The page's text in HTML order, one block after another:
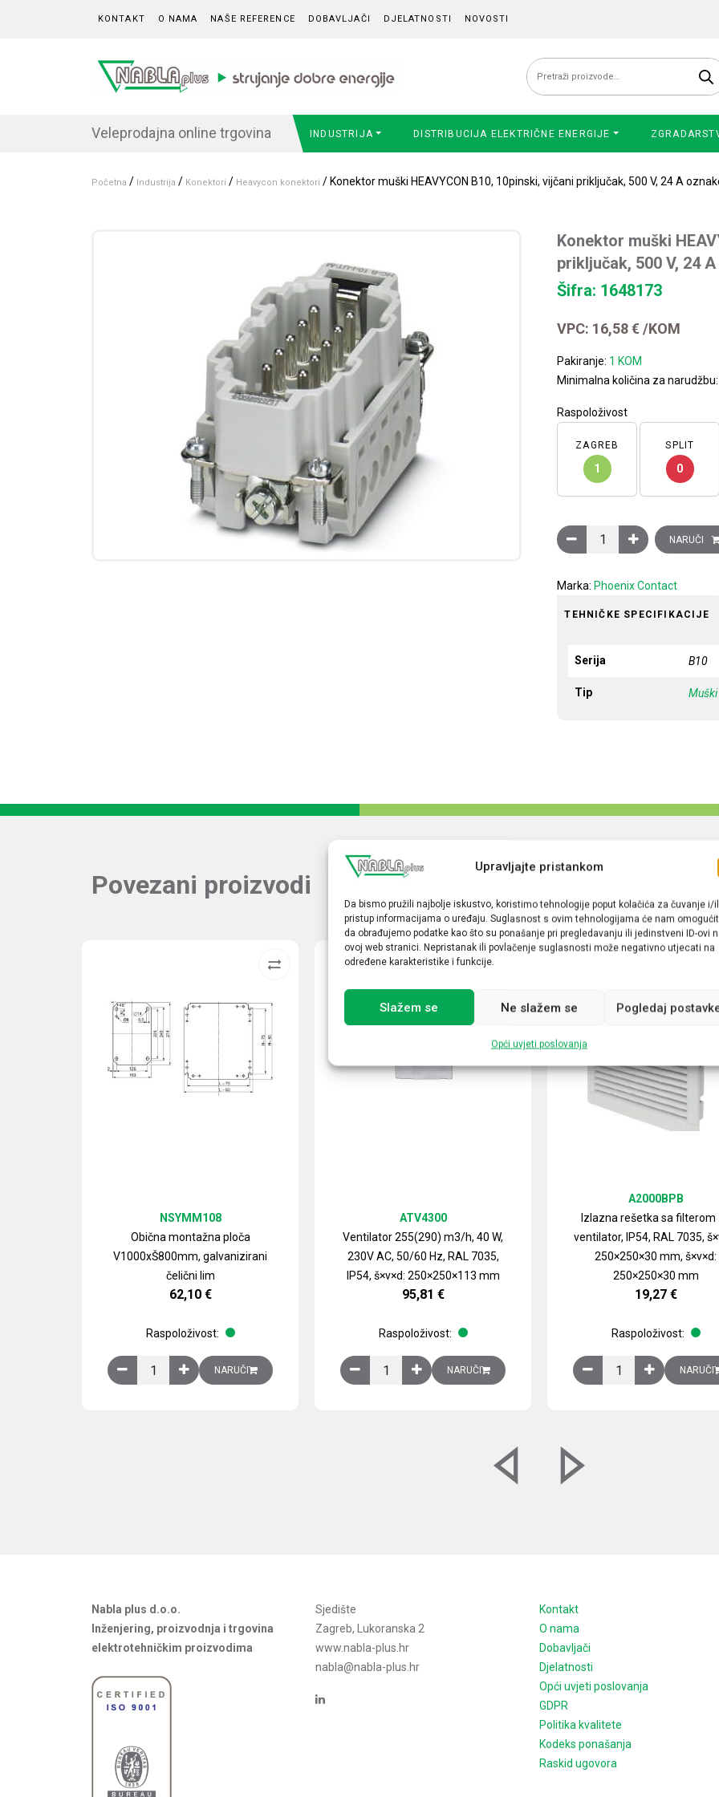
Upravljajte pristankom
Da bismo pružili najbolje iskustvo, koristimo tehnologije poput kolačića za čuvanje i/
pristup informacijama o uređaju. Suglasnost s ovim tehnologijama će nam
da obrađujemo podatke kao što su ponašanje pri pregledavanju ili jedinstveni ID-ovi
ovoj web stranici. Nepristanak ili povlačenje suglasnosti može negativno utjecati na
određene karakteristike i funkcije.
Slažem se Ne slažem se Pogledaj
Opći uvjeti poslovanja
KONTAKT O NAMA NAŠE REFERENCE DOBAVLJAČI DJELATNOSTI NOVOSTI
Pretraži:
Veleprodajna online trgovina INDUSTRIJA DISTRIBUCIJA ELEKTRIČNE ENERGIJE
Početna / Industrija / Konektori / Heavycon konektori / Konektor muški HEAVYCON B10, 10pinski, vijčani priključak, 500 V, 24 A
Konektor muški
priključak, 500 V, 24
Šifra: 1648173
VPC: 16,58€ /KOM
Pakiranje: 1 KOM
Minimalna količina za narudžbu:
Raspoloživost
ZAGREB
1
SPLIT
0
Konektor muški NARUČI
Marka: Phoenix Contact
TEHNIČKE SPECIFIKACIJE
Serija B10
Tip Muški
Povezani proizvodi
Obična montažna ploča
V1000xŠ800mm, galvanizirani
čelični lim
NSYMM108
62,10 €
Raspoloživost:
Obična montažna ploča V1000xŠ800mm, galvanizirani čelični lim količina
NARUČI
Ventilator 255(290) m3/h, 40 W,
230V AC, 50/60 Hz, RAL 7035,
IP54, š×v×d: 250×250×113 mm
ATV4300
95,81 €
Raspoloživost:
Ventilator 255(290) m3/h, 40 W, 230V AC, 50/60 Hz, RAL 7035,
NARUČI
Izlazna rešetka sa filterom
ventilator, IP54, RAL 7035,
250×250×30 mm, š×v×d:
250×250×30 mm
A2000BPB
19,27 €
Raspoloživost:
Izlazna rešetka saNARUČI
Nabla plus d.o.o.
Inženjering, proizvodnja i trgovina
elektrotehničkim proizvodima
Sjedište
Zagreb, Lukoranska 2
www.nabla-plus.hr
nabla@nabla-plus.hr
Kontakt
O nama
Dobavljači
Djelatnosti
Opći uvjeti poslovanja
GDPR
Politika kvalitete
Kodeks ponašanja
Raskid ugovora